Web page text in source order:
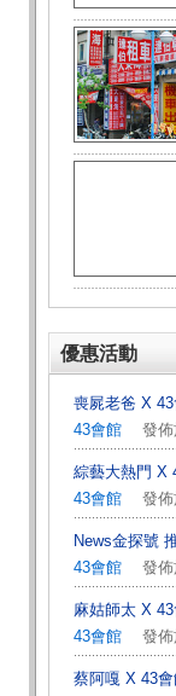
優惠活動
喪屍老爸 X
43會館 發佈
綜藝大熱門 X
43會館 發佈
News金探號
43會館 發佈
麻姑師太 X
43會館 發佈
蔡阿嘎 X 43